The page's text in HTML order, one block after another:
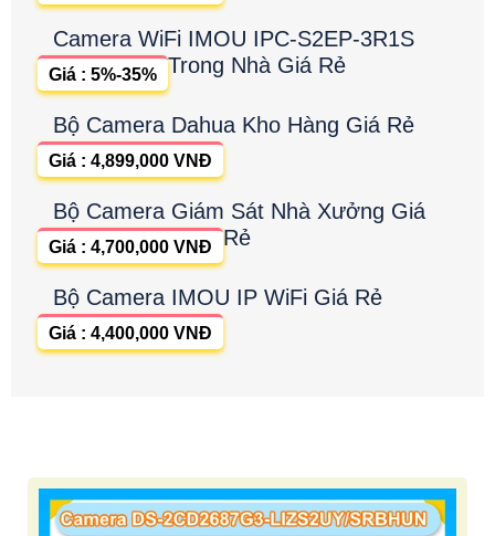
Camera WiFi IMOU IPC-S2EP-3R1S
Trong Nhà Giá Rẻ
Giá : 5%-35%
Bộ Camera Dahua Kho Hàng Giá Rẻ
Giá : 4,899,000 VNĐ
Bộ Camera Giám Sát Nhà Xưởng Giá
Rẻ
Giá : 4,700,000 VNĐ
Bộ Camera IMOU IP WiFi Giá Rẻ
Giá : 4,400,000 VNĐ